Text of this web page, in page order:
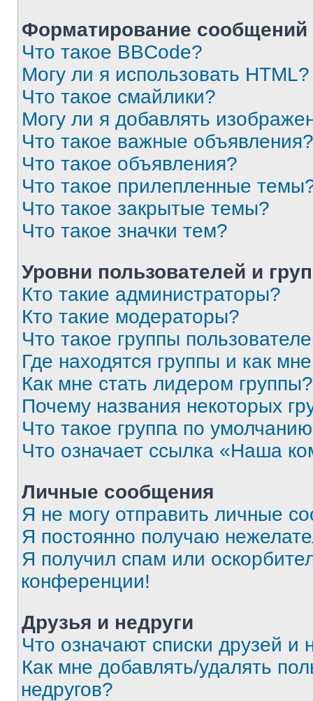
Форматирование
Что такое BBCode?
Могу ли я использовать HTML?
Что такое смайлики?
Могу ли я добавлять
Что такое важные объявления?
Что такое объявления?
Что такое прилепленные
Что такое закрытые темы?
Что такое значки тем?
Уровни пользователей и
Кто такие администраторы?
Кто такие модераторы?
Что такое группы
Где находятся группы и как
Как мне стать лидером группы?
Почему названия некоторых
Что такое группа по
Что означает ссылка «Наша
Личные сообщения
Я не могу отправить личные
Я постоянно получаю
Я получил спам или
конференции!
Друзья и недруги
Что означают списки друзей и
Как мне добавлять/удалять
недругов?